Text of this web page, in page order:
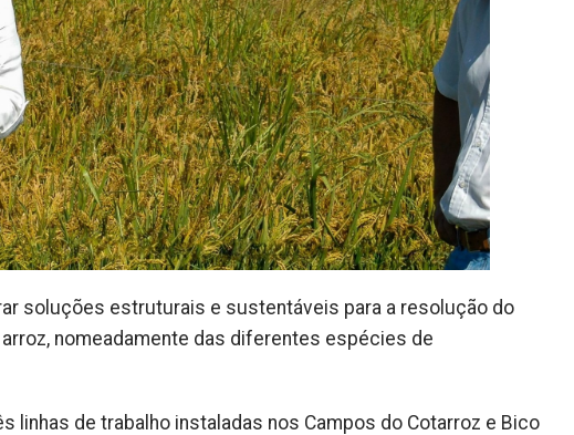
soluções estruturais e sustentáveis para a resolução do
nomeadamente das diferentes espécies de
de trabalho instaladas nos Campos do Cotarroz e Bico